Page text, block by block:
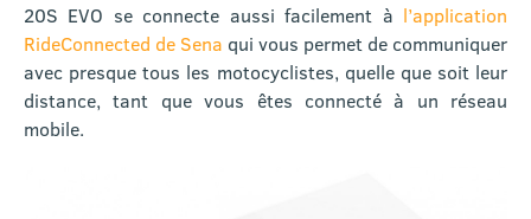
20S EVO se connecte aussi facilement à l’application
RideConnected de Sena qui vous permet de communiquer
avec presque tous les motocyclistes, quelle que soit leur
distance, tant que vous êtes connecté à un réseau
mobile.